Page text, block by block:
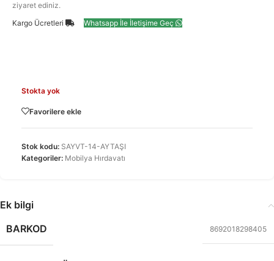
ziyaret ediniz.
Kargo Ücretleri
Whatsapp İle İletişime Geç
Stokta yok
Favorilere ekle
Stok kodu: SAYVT-14-AYTAŞI
Kategoriler: Mobilya Hırdavatı
Ek bilgi
BARKOD
8692018298405